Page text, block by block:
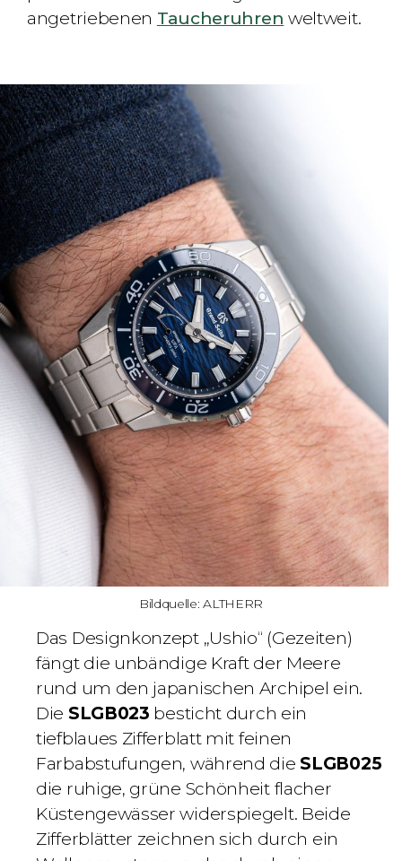
angetriebenen Taucheruhren weltweit.
Bildquelle: ALTHERR
Das Designkonzept „Ushio“ (Gezeiten)
fängt die unbändige Kraft der Meere
rund um den japanischen Archipel ein.
Die SLGB023 besticht durch ein
tiefblaues Zifferblatt mit feinen
Farbabstufungen, während die SLGB025
die ruhige, grüne Schönheit flacher
Küstengewässer widerspiegelt. Beide
Zifferblätter zeichnen sich durch ein